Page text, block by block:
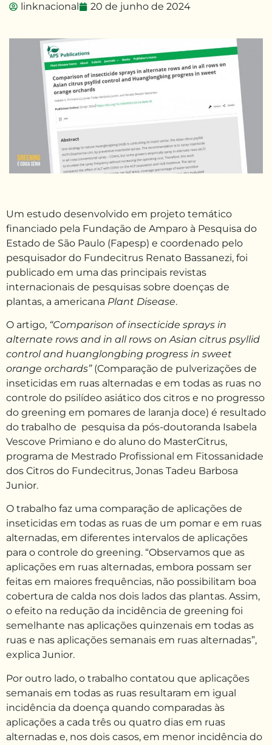
linknacional 20 de junho de 2024
Um estudo desenvolvido em projeto temático
financiado pela Fundação de Amparo à Pesquisa do
Estado de São Paulo (Fapesp) e coordenado pelo
pesquisador do Fundecitrus Renato Bassanezi, foi
publicado em uma das principais revistas
internacionais de pesquisas sobre doenças de
plantas, a americana Plant Disease.
O artigo, “Comparison of insecticide sprays in
alternate rows and in all rows on Asian citrus psyllid
control and huanglongbing progress in sweet
orange orchards”(Comparação de pulverizações de
inseticidas em ruas alternadas e em todas as ruas no
controle do psilídeo asiático dos citros e no progresso
do greening em pomares de laranja doce) é resultado
do trabalho de pesquisa da pós-doutoranda Isabela
Vescove Primiano e do aluno do MasterCitrus,
programa de Mestrado Profissional em Fitossanidade
dos Citros do Fundecitrus, Jonas Tadeu Barbosa
Junior.
O trabalho faz uma comparação de aplicações de
inseticidas em todas as ruas de um pomar e em ruas
alternadas, em diferentes intervalos de aplicações
para o controle do greening. “Observamos que as
aplicações em ruas alternadas, embora possam ser
feitas em maiores frequências, não possibilitam boa
cobertura de calda nos dois lados das plantas. Assim,
o efeito na redução da incidência de greening foi
semelhante nas aplicações quinzenais em todas as
ruas e nas aplicações semanais em ruas alternadas”,
explica Junior.
Por outro lado, o trabalho contatou que aplicações
semanais em todas as ruas resultaram em igual
incidência da doença quando comparadas às
aplicações a cada três ou quatro dias em ruas
alternadas e, nos dois casos, em menor incidência do